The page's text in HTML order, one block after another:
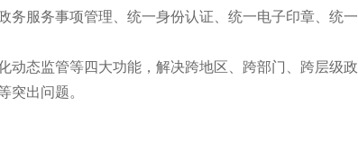
务服务事项管理、统一身份认证、统一电子印章、统一
动态监管等四大功能，解决跨地区、跨部门、跨层级政
突出问题。